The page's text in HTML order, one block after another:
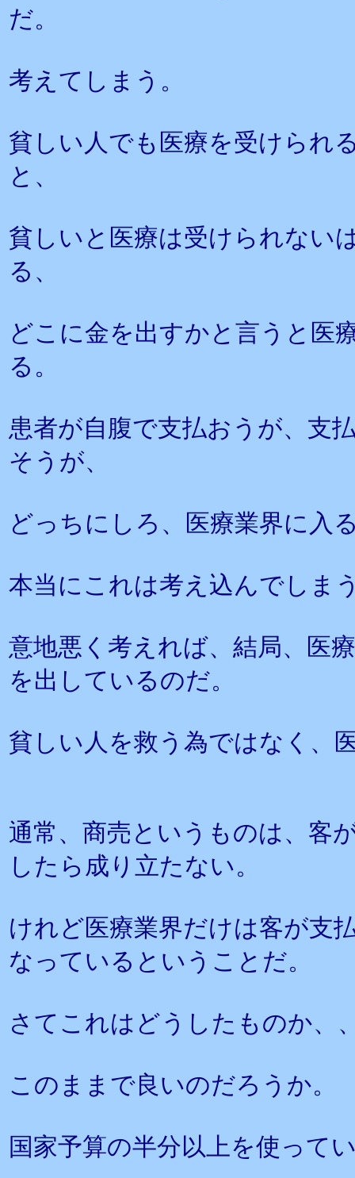
だ。
考えてしまう。
貧しい人でも医療を受けられ
と、
貧しいと医療は受けられない
る、
どこに金を出すかと言うと医
る。
患者が自腹で支払おうが、支
そうが、
どっちにしろ、医療業界に入
本当にこれは考え込んでしま
意地悪く考えれば、結局、医
を出しているのだ。
貧しい人を救う為ではなく、
通常、商売というものは、客
したら成り立たない。
けれど医療業界だけは客が支
なっているということだ。
さてこれはどうしたものか、
このままで良いのだろうか。
国家予算の半分以上を使って